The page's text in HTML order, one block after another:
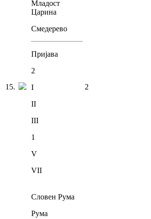
15.
Младост
Царина
Смедерево
Пријава
2
I
II
III
1
V
VII
2
Словен Рума
Рума